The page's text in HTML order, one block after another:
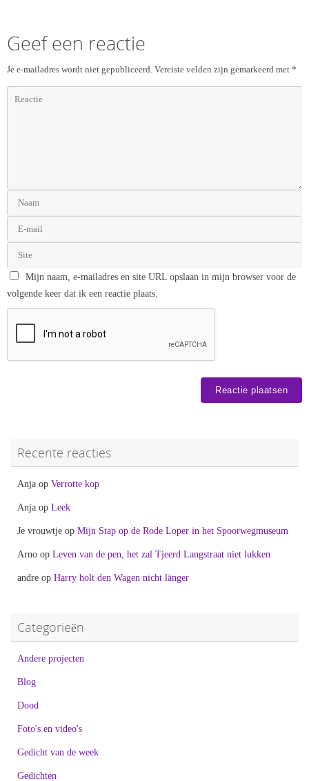
Geef een reactie
Je e-mailadres wordt niet gepubliceerd. Vereiste velden zijn gemarkeerd met *
Mijn naam, e-mailadres en site URL opslaan in mijn browser voor de
volgende keer dat ik een reactie plaats.
Recente reacties
Anja op Verrotte kop
Anja op Leek
Je vrouwtje op Mijn Stap op de Rode Loper in het Spoorwegmuseum
Arno op Leven van de pen, het zal Tjeerd Langstraat niet lukken
andre op Harry holt den Wagen nicht länger
Categorieën
Andere projecten
Blog
Dood
Foto's en video's
Gedicht van de week
Gedichten